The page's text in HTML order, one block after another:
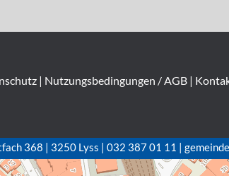
| Nutzungsbedingungen / AGB|
368 | 3250 Lyss | 032 387 01 11 |